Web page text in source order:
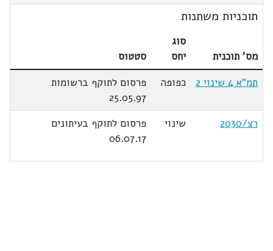
תוכניות משתנות
מס' תוכנית
סוג
יחס
סטטוס
תמ"א 4 שינוי 2
כפופה
פרסום לתוקף ברשומות
25.05.97
רצ/2030
שינוי
פרסום לתוקף בעיתונים
06.07.17